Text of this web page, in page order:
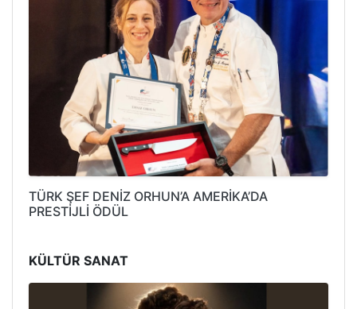
TÜRK ŞEF DENİZ ORHUN’A AMERİKA’DA
PRESTİJLİ ÖDÜL
KÜLTÜR SANAT